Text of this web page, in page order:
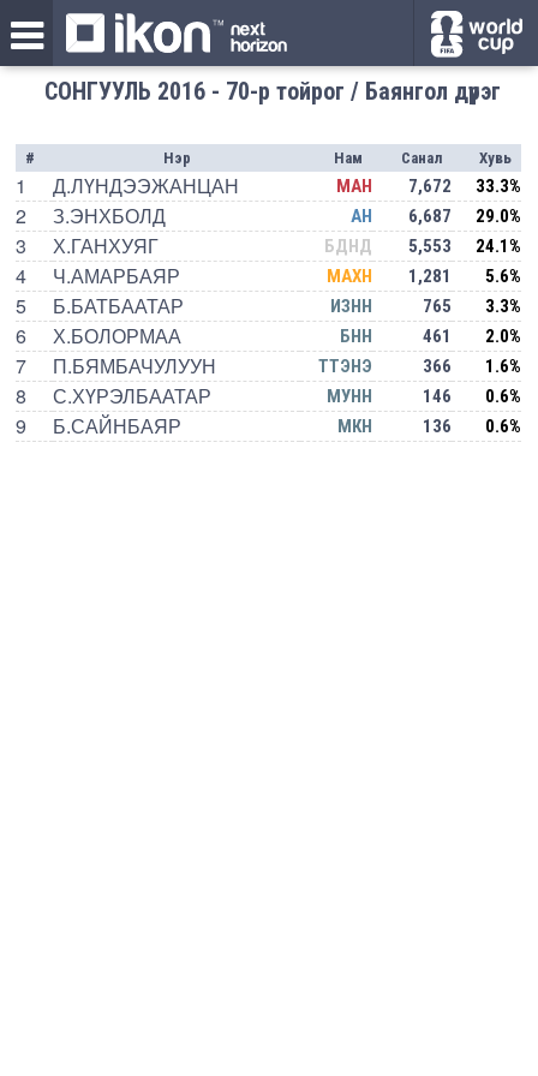
СОНГУУЛЬ 2016 - 70-р тойрог / Баянгол дүүрэг
# Нэр Нам Санал Хувь
1 Д.ЛҮНДЭЭЖАНЦАН МАН 7,672 33.3%
2 З.ЭНХБОЛД АН 6,687 29.0%
3 Х.ГАНХУЯГ БДНД 5,553 24.1%
4 Ч.АМАРБАЯР МАХН 1,281 5.6%
5 Б.БАТБААТАР ИЗНН 765 3.3%
6 Х.БОЛОРМАА БНН 461 2.0%
7 П.БЯМБАЧУЛУУН ТТЭНЭ 366 1.6%
8 С.ХҮРЭЛБААТАР МУНН 146 0.6%
9 Б.САЙНБАЯР МКН 136 0.6%